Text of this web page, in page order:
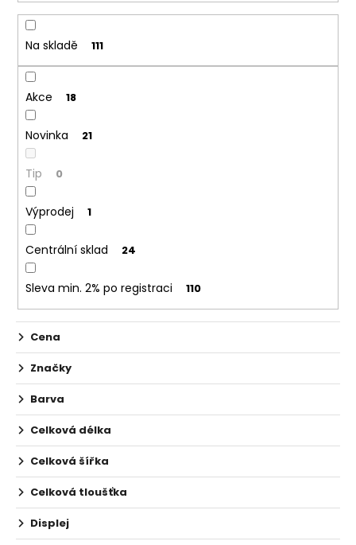
p
o
d
u
k
ů
Na skladě 111
Akce 18
Novinka 21
Tip 0
Výprodej 1
Centrální sklad 24
Sleva min. 2% po registraci 110
Cena
Značky
Barva
Celková délka
Celková šířka
Celková tloušťka
Displej
D
o
o
u
m
ELF
BAR
600
-
20MG
-
PINEAPPLE
PEACH
MANGO
(ANANAS
S
BROSKVÍ
A
MANGEM)
139
Kč